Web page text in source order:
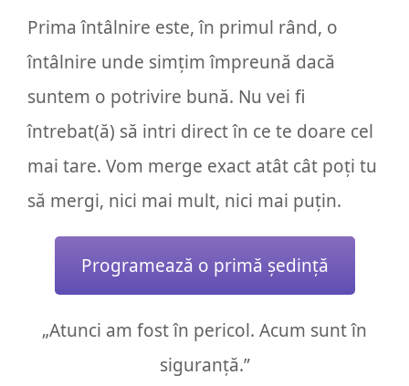
Prima întâlnire este, în primul rând, o
întâlnire unde simțim împreună dacă
suntem o potrivire bună. Nu vei fi
întrebat(ă) să intri direct în ce te doare cel
mai tare. Vom merge exact atât cât poți tu
să mergi, nici mai mult, nici mai puțin.
Programează o primă ședință
„Atunci am fost în pericol. Acum sunt în
siguranță.”